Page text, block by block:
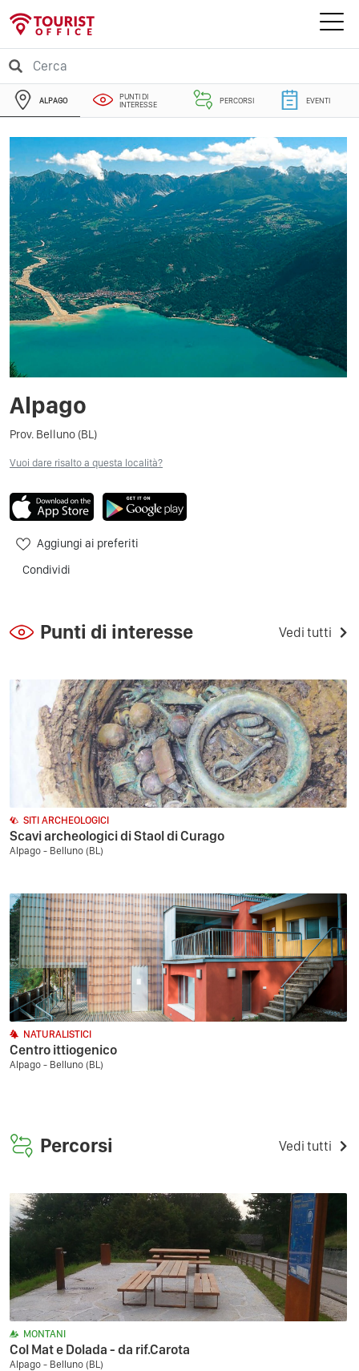
ALPAGO
PUNTI DI
INTERESSE
PERCORSI EVENTI
Alpago
Prov. Belluno (BL)
Vuoi dare risalto a questa località?
Aggiungi ai preferiti
Condividi
Punti di interesse Vedi tutti
SITI ARCHEOLOGICI
Scavi archeologici di Staol di Curago
Alpago - Belluno (BL)
NATURALISTICI
Centro ittiogenico
Alpago - Belluno (BL)
Percorsi Vedi tutti
MONTANI
Col Mat e Dolada - da rif.Carota
Alpago - Belluno (BL)